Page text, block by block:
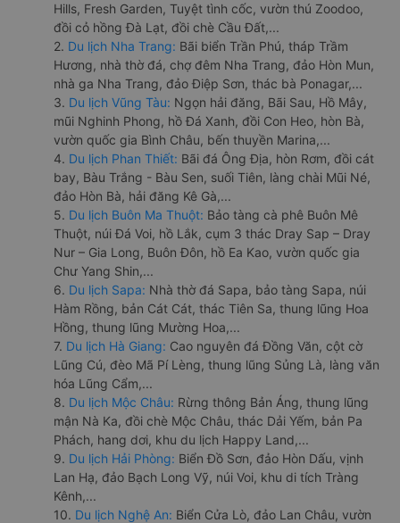
Hills, Fresh Garden, Tuyệt tình cốc, vườn thú Zoodoo,
đồi cỏ hồng Đà Lạt, đồi chè Cầu Đất,...
2. Du lịch Nha Trang: Bãi biển Trần Phú, tháp Trầm
Hương, nhà thờ đá, chợ đêm Nha Trang, đảo Hòn Mun,
nhà ga Nha Trang, đảo Điệp Sơn, thác bà Ponagar,...
3. Du lịch Vũng Tàu: Ngọn hải đăng, Bãi Sau, Hồ Mây,
mũi Nghinh Phong, hồ Đá Xanh, đồi Con Heo, hòn Bà,
vườn quốc gia Bình Châu, bến thuyền Marina,...
4. Du lịch Phan Thiết: Bãi đá Ông Địa, hòn Rơm, đồi cát
bay, Bàu Trắng - Bàu Sen, suối Tiên, làng chài Mũi Né,
đảo Hòn Bà, hải đăng Kê Gà,...
5. Du lịch Buôn Ma Thuột: Bảo tàng cà phê Buôn Mê
Thuột, núi Đá Voi, hồ Lắk, cụm 3 thác Dray Sap – Dray
Nur – Gia Long, Buôn Đôn, hồ Ea Kao, vườn quốc gia
Chư Yang Shin,...
6. Du lịch Sapa: Nhà thờ đá Sapa, bảo tàng Sapa, núi
Hàm Rồng, bản Cát Cát, thác Tiên Sa, thung lũng Hoa
Hồng, thung lũng Mường Hoa,...
7. Du lịch Hà Giang: Cao nguyên đá Đồng Văn, cột cờ
Lũng Cú, đèo Mã Pí Lèng, thung lũng Sủng Là, làng văn
hóa Lũng Cẩm,...
8. Du lịch Mộc Châu: Rừng thông Bản Áng, thung lũng
mận Nà Ka, đồi chè Mộc Châu, thác Dải Yếm, bản Pa
Phách, hang dơi, khu du lịch Happy Land,...
9. Du lịch Hải Phòng: Biển Đồ Sơn, đảo Hòn Dấu, vịnh
Lan Hạ, đảo Bạch Long Vỹ, núi Voi, khu di tích Tràng
Kênh,...
10. Du lịch Nghệ An: Biển Cửa Lò, đảo Lan Châu, vườn